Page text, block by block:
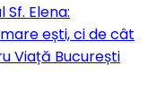
Elena:
ești, ci de cât
Viață București